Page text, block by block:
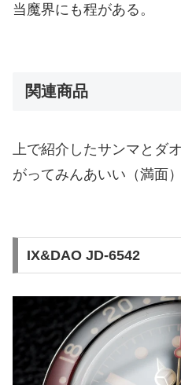
当魔界にも程がある。
関連商品
上で紹介したサンマとダ
がってみんあいい（満面）
IX&DAO JD-6542